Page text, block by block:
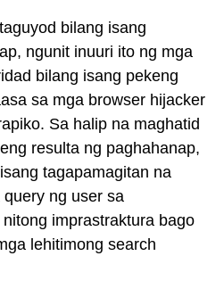
bilang isang
ngunit inuuri ito ng mga
bilang isang pekeng
sa mga browser hijacker
Sa halip na maghatid
resulta ng paghahanap,
tagapamagitan na
ng user sa
imprastraktura bago
lehitimong search